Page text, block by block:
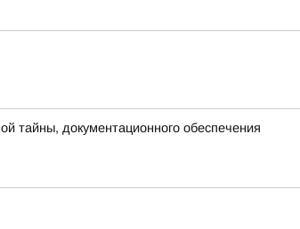
тайны, документационного обеспечения